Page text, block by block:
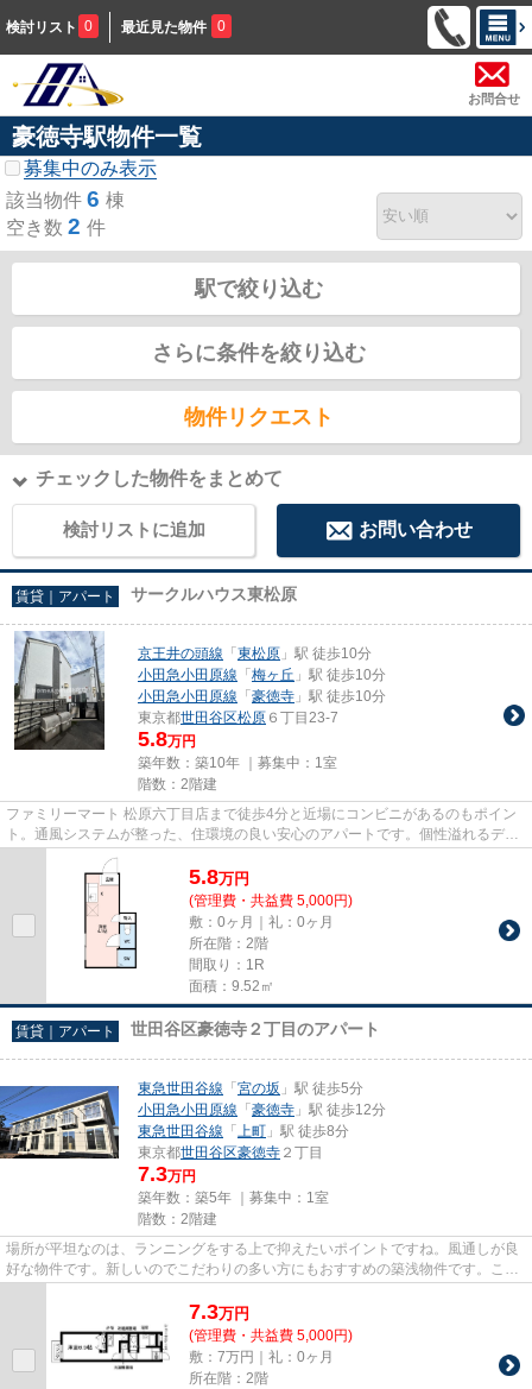
検討リスト 0 最近見た物件 0
お問合せ
豪徳寺駅物件一覧
募集中のみ表示
該当物件 6 棟
空き数 2 件
駅で絞り込む
さらに条件を絞り込む
物件リクエスト
チェックした物件をまとめて
検討リストに追加 お問い合わせ
賃貸｜アパート サークルハウス東松原
京王井の頭線 「 東松原 」駅 徒歩10分
小田急小田原線 「 梅ヶ丘 」駅 徒歩10分
小田急小田原線 「 豪徳寺 」駅 徒歩10分
東京都世田谷区松原 ６丁目23-7
5.8万円
築年数：築10年 ｜募集中： 1室
階数：2階建
ファミリーマート 松原六丁目店まで徒歩4分と近場にコンビニがあるのもポイン
ト。通風システムが整った、住環境の良い安心のアパートです。個性溢れるデザ
イナーズ物件はとても魅力的...
5.8万円
(管理費・共益費 5,000円)
敷：0ヶ月｜礼：0ヶ月
所在階：2階
間取り：1R
面積：9.52㎡
賃貸｜アパート 世田谷区豪徳寺２丁目のアパート
東急世田谷線 「 宮の坂 」駅 徒歩5分
小田急小田原線 「 豪徳寺 」駅 徒歩12分
東急世田谷線 「 上町 」駅 徒歩8分
東京都世田谷区豪徳寺 ２丁目
7.3万円
築年数：築5年 ｜募集中： 1室
階数：2階建
場所が平坦なのは、ランニングをする上で抑えたいポイントですね。風通しが良
好な物件です。新しいのでこだわりの多い方にもおすすめの築浅物件です。こち
7.3万円
(管理費・共益費 5,000円)
敷：7万円｜礼：0ヶ月
所在階：2階